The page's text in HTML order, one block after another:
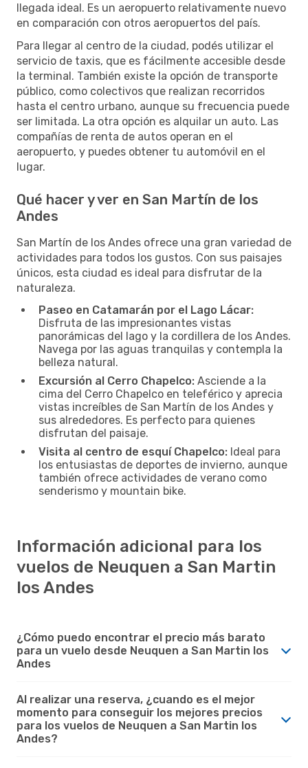
llegada ideal. Es un aeropuerto relativamente nuevo
en comparación con otros aeropuertos del país.
Para llegar al centro de la ciudad, podés utilizar el
servicio de taxis, que es fácilmente accesible desde
la terminal. También existe la opción de transporte
público, como colectivos que realizan recorridos
hasta el centro urbano, aunque su frecuencia puede
ser limitada. La otra opción es alquilar un auto. Las
compañías de renta de autos operan en el
aeropuerto, y puedes obtener tu automóvil en el
lugar.
Qué hacer y ver en San Martín de los
Andes
San Martín de los Andes ofrece una gran variedad de
actividades para todos los gustos. Con sus paisajes
únicos, esta ciudad es ideal para disfrutar de la
naturaleza.
Paseo en Catamarán por el Lago Lácar:
Disfruta de las impresionantes vistas
panorámicas del lago y la cordillera de los Andes.
Navega por las aguas tranquilas y contempla la
belleza natural.
Excursión al Cerro Chapelco: Asciende a la
cima del Cerro Chapelco en teleférico y aprecia
vistas increíbles de San Martín de los Andes y
sus alrededores. Es perfecto para quienes
disfrutan del paisaje.
Visita al centro de esquí Chapelco: Ideal para
los entusiastas de deportes de invierno, aunque
también ofrece actividades de verano como
senderismo y mountain bike.
Información adicional para los
vuelos de Neuquen a San Martin
los Andes
¿Cómo puedo encontrar el precio más barato
para un vuelo desde Neuquen a San Martin los
Andes
Al realizar una reserva, ¿cuando es el mejor
momento para conseguir los mejores precios
para los vuelos de Neuquen a San Martin los
Andes?